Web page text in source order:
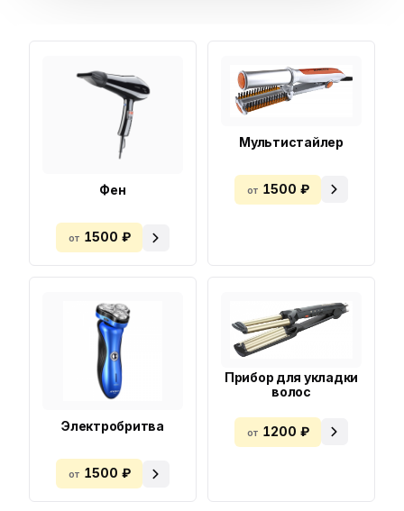
Фен
от 1500 ₽
Мультистайлер
от 1500 ₽
Электробритва
от 1500 ₽
Прибор для укладки
волос
от 1200 ₽